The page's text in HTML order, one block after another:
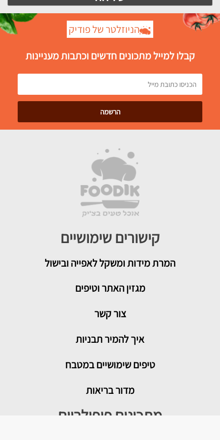
הניוזלטר של פודיק
קבלו למייל מתכונים חדשים וכתבות מעניינות
קישורים שימושיים
המרת מידות ומשקל לאפייה ובישול
מגזין האתר וטיפים
צור קשר
איך להמיר תבניות
טיפים שימושיים במטבח
מדור בריאות
מתכונים פופולריים